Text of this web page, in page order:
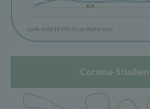
Corona-Studien